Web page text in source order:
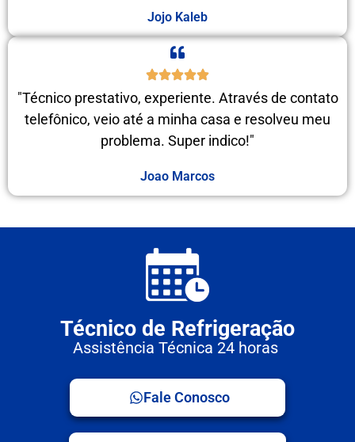
Jojo Kaleb
"Técnico prestativo, experiente. Através de contato
telefônico, veio até a minha casa e resolveu meu
problema. Super indico!"
Joao Marcos
Técnico de Refrigeração
Assistência Técnica 24 horas
Fale Conosco